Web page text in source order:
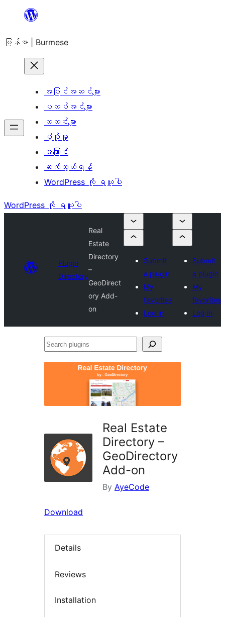
အကြောင်းအရာ
ကျော်သွား
မြန်မာ | Burmese
အပြင်အဆင်များ
ပလပ်အင်များ
သတင်းများ
ပံ့ပိုးမှု
အကြောင်း
ဆက်သွယ်ရန်
WordPress ကို ရယူပါ
WordPress ကို ရယူပါ
Plugin
Directory
Real
Estate
Directory
–
GeoDirect
ory Add-
on
Submit
a plugin
My
favorites
Log in
Submit
a plugin
My
favorites
Log in
Search
Real Estate
Directory –
GeoDirectory
Add-on
By AyeCode
Download
Details
Reviews
Installation